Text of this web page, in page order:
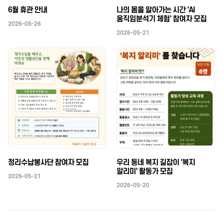
6월 휴관 안내
2026-05-26
나의 몸을 알아가는 시간 'AI
움직임분석기 체험' 참여자 모집
2026-05-21
정리수납봉사단 참여자 모집
2026-05-21
우리 동네 복지 길잡이 '복지
알리미' 활동가 모집
2026-05-20